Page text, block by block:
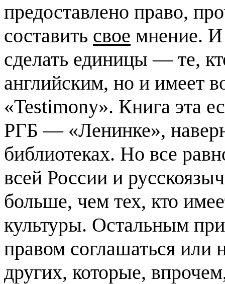
предоставлено право,
составить свое мнение. И
сделать единицы — те,
английским, но и имеет
«Testimony». Книга эта
РГБ — «Ленинке»,
библиотеках. Но все
всей России и
больше, чем тех, кто
культуры. Остальным
правом соглашаться или
других, которые,